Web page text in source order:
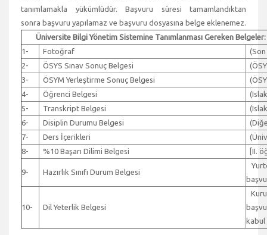
tanımlamakla yükümlüdür. Başvuru süresi tamamlandıktan
sonra başvuru yapılamaz ve başvuru dosyasına belge eklenemez.
Üniversite Bilgi Yönetim Sistemine Tanımlanması Gereken Belgeler:
1-
Fotoğraf
(Son
2-
ÖSYS Sınav Sonuç Belgesi
3-
ÖSYM Yerleştirme Sonuç Belgesi
4-
Öğrenci Belgesi
5-
Transkript Belgesi
6-
Disiplin Durumu Belgesi
7-
Ders İçerikleri
8-
%10 Başarı Dilimi Belgesi [II.
9- Hazırlık Sınıfı Durum Belgesi
10- Dil Yeterlik Belgesi